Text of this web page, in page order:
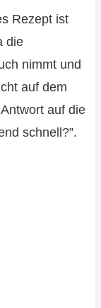
Rezept ist
die
nimmt und
auf dem
auf die
schnell?”.